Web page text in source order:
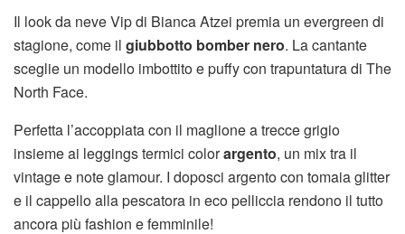
Il look da neve Vip di Bianca Atzei premia un evergreen di
stagione, come il giubbotto bomber nero. La cantante
sceglie un modello imbottito e puffy con trapuntatura di The
North Face.
Perfetta l’accoppiata con il maglione a trecce grigio
insieme ai leggings termici colorargento, un mix tra il
vintage e note glamour. I doposci argento con tomaia glitter
e il cappello alla pescatora in eco pelliccia rendono il tutto
ancora più fashion e femminile!